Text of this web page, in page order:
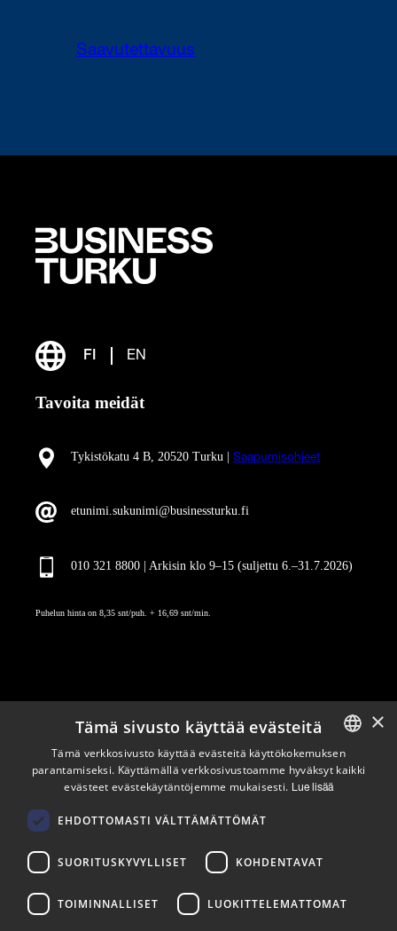
Saavutettavuus
FI EN
Tavoita meidät
Tykistökatu 4 B, 20520 Turku | Saapumisohjeet
etunimi.sukunimi@businessturku.fi
010 321 8800 | Arkisin klo 9–15 (suljettu 6.–31.7.2026)
Puhelun hinta on 8,35 snt/puh. + 16,69 snt/min.
Pysy ajan tasalla
Tilaa uutiskirjeemme
Seuraa meitä
LinkedIn Facebook Instagram
ENGLISH
×
Tämä sivusto käyttää evästeitä
Tämä verkkosivusto käyttää evästeitä käyttökokemuksen
parantamiseksi. Käyttämällä verkkosivustoamme hyväksyt kaikki
evästeet evästekäytäntöjemme mukaisesti. Lue lisää
EHDOTTOMASTI VÄLTTÄMÄTTÖMÄT
SUORITUSKYVYLLISET KOHDENTAVAT
TOIMINNALLISET LUOKITTELEMATTOMAT